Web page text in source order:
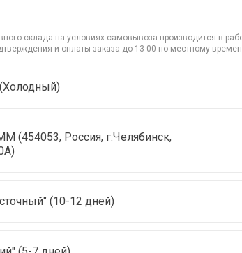
склада на условиях самовывоза производится в
и оплаты заказа до 13-00 по местному
(454053, Россия, г.Челябинск,
(10-12 дней)